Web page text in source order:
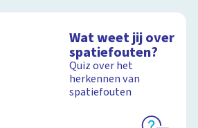
Wat weet jij over
spatiefouten?
Quiz over het
herkennen van
spatiefouten